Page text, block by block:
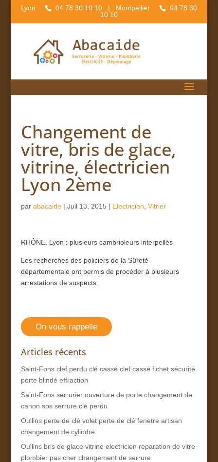
Lyon 04 78 30 10 10 | Montpellier
04 78 30
10 10
Changement de
vitre, bris de glace,
vitrine, électricien
Lyon 2ème
par abacaide| Juil 13, 2015 | Electricien Vitrier
RHÔNE. Lyon : plusieurs cambrioleurs interpellés
Les recherches des policiers de la Sûreté
départementale ont permis de procéder à plusieurs
arrestations de suspects.
On vous rappelle
Articles récents
Saint-Fons clef perdu clé cassé clef cassé fichet sécurité
porte blindé effraction
Saint-Fons serrurier ouverture de porte changement de
canon sos serrure clé perdu
Oullins perte de clé volet perte de clé fenetre artisan
changement de cylindre
Oullins bris de glace vitrine electricien reparation de vitre
plombier pas cher changement de serrure